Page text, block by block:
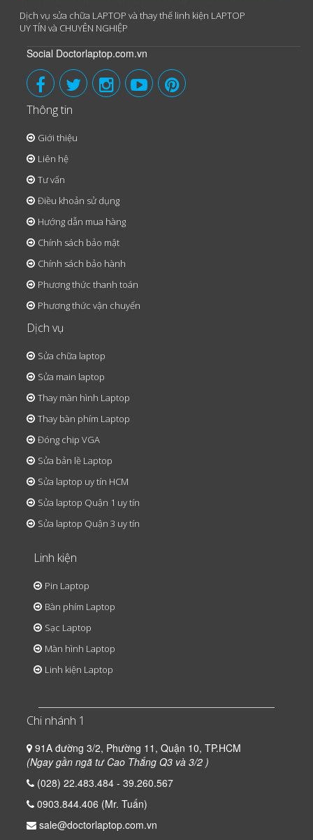
Dịch vụ sửa chữa LAPTOP và thay thế linh kiện LAPTOP
UY TÍN và CHUYÊN NGHIỆP
Social Doctorlaptop.com.vn
Thông tin
Giới thiệu
Liên hệ
Tư vấn
Điều khoản sử dụng
Hướng dẫn mua hàng
Chính sách bảo mật
Chính sách bảo hành
Phương thức thanh toán
Phương thức vận chuyển
Dịch vụ
Sửa chữa laptop
Sửa main laptop
Thay màn hình Laptop
Thay bàn phím Laptop
Đóng chip VGA
Sửa bản lề Laptop
Sửa laptop uy tín HCM
Sửa laptop Quận 1 uy tín
Sửa laptop Quận 3 uy tín
Linh kiện
Pin Laptop
Bàn phím Laptop
Sạc Laptop
Màn hình Laptop
Linh kiện Laptop
Chi nhánh 1
91A đường 3/2, Phường 11, Quận 10, TP.HCM
(Ngay gần ngã tư Cao Thắng Q3 và 3/2 )
(028) 22.483.484 - 39.260.567
0903.844.406 (Mr. Tuấn)
sale@doctorlaptop.com.vn